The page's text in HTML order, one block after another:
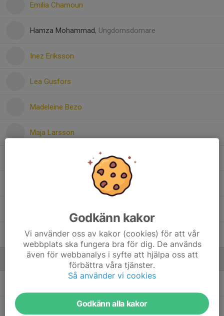
Emilia Chamoun
Hamza Mohammad, Ungdomsdomare
Inez Eriksson
Lea Gusfors
Madeleine Bezo
Maja Larsson
Wera Widerström
Ledare
Eric WiderströmLedare
Godkänn kakor
Vi använder oss av kakor (cookies) för att vår
webbplats ska fungera bra för dig. De används
även för webbanalys i syfte att hjälpa oss att
förbättra våra tjänster.
Så använder vi cookies
Godkänn alla kakor